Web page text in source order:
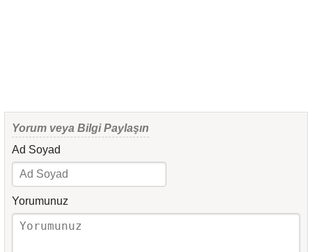
Yorum veya Bilgi Paylaşın
Ad Soyad
Yorumunuz